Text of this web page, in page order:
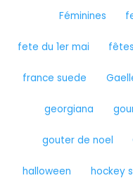
Féminines
fete du 1er mai fêtes
france suede
georgiana
gouter de noel
halloween hockey